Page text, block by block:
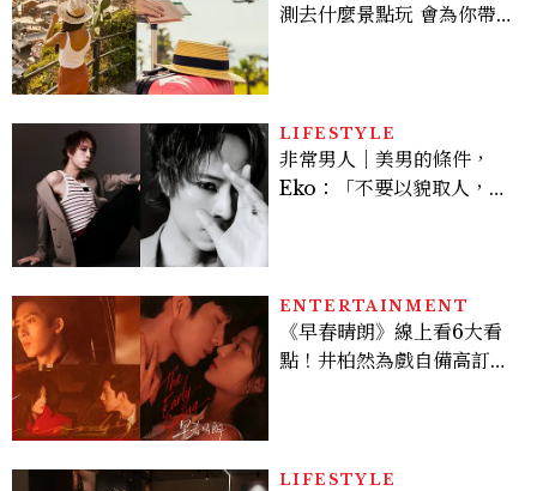
測去什麼景點玩 會為你帶來
LIFESTYLE
非常男人｜美男的條件，
Eko：「不要以貌取人，內
ENTERTAINMENT
《早春晴朗》線上看6大看
點！井柏然為戲自備高訂，
LIFESTYLE